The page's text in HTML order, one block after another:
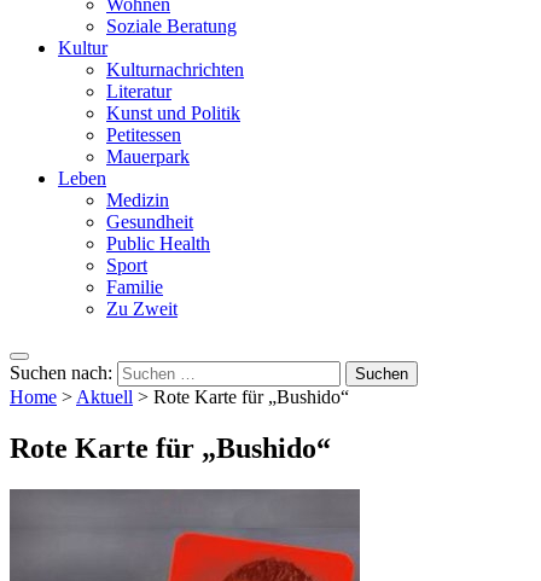
Wohnen
Soziale Beratung
Kultur
Kulturnachrichten
Literatur
Kunst und Politik
Petitessen
Mauerpark
Leben
Medizin
Gesundheit
Public Health
Sport
Familie
Zu Zweit
Suchen nach:
Home >Aktuell > Rote Karte für „Bushido“
Rote Karte für „Bushido“